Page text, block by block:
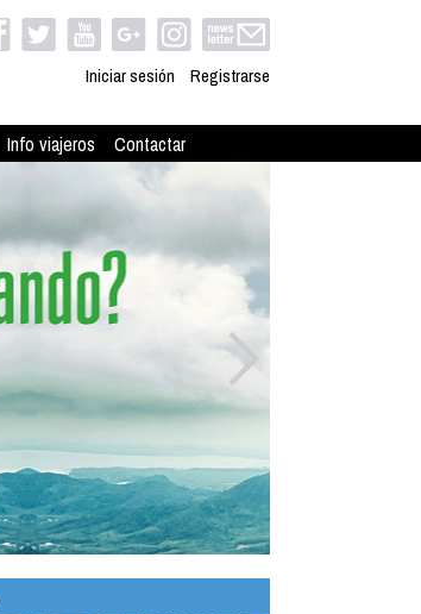
Iniciar sesión Registrarse
Info viajeros Contactar